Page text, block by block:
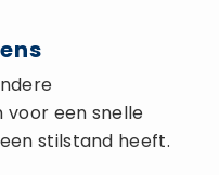
voor een snelle
stilstand heeft.